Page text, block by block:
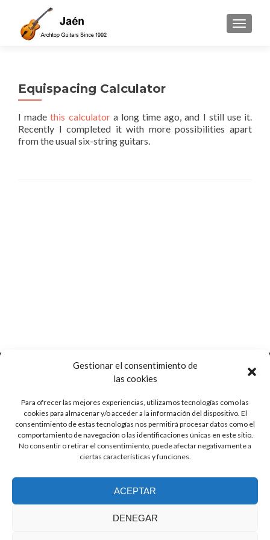
Gestionar el consentimiento de
las cookies
Para ofrecer las mejores experiencias, utilizamos tecnologías como las
cookies para almacenar y/o acceder a la información del dispositivo. El
consentimiento de estas tecnologías nos permitirá procesar datos como el
comportamiento de navegación o las identificaciones únicas en este sitio.
No consentir o retirar el consentimiento, puede afectar negativamente a
ciertas características y funciones.
ACEPTAR
DENEGAR
Equispacing Calculator
I madethis calculatora long time ago, and I still use it.
Recently I completed it with more possibilities apart
from the usual six-string guitars.
Ctra. de Pozorrubio, 92
16410 Horcajo de Santiago, Cuenca
Spain
info (at) guitarrasjaen.com
+34 620 791 064